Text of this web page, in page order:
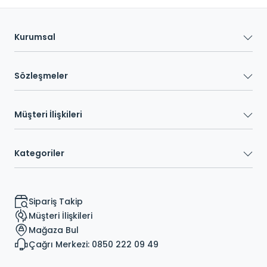
Kurumsal
Sözleşmeler
Müşteri İlişkileri
Kategoriler
Sipariş Takip
Müşteri İlişkileri
Mağaza Bul
Çağrı Merkezi: 0850 222 09 49